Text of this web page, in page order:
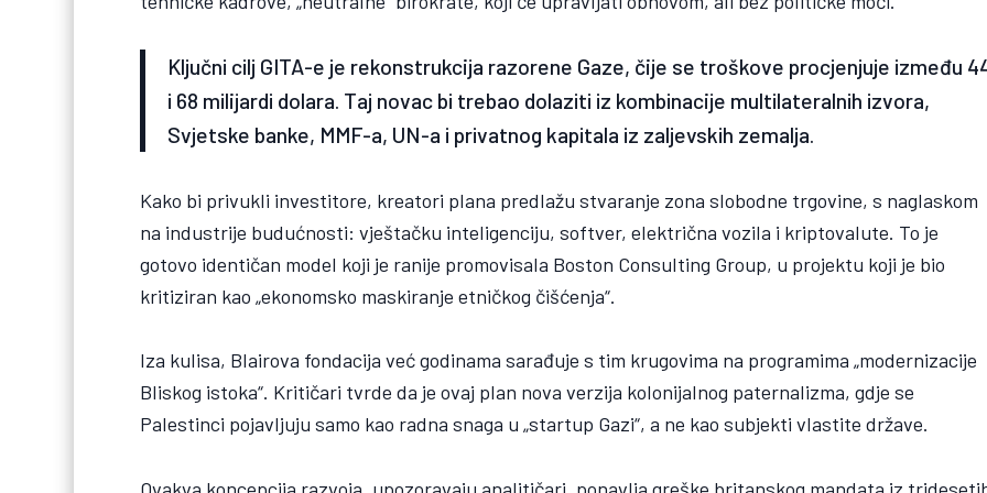
Ključni cilj GITA-e je rekonstrukcija razorene Gaze, čije se troškove procjenjuje između
i 68 milijardi dolara. Taj novac bi trebao dolaziti iz kombinacije multilateralnih izvora,
Svjetske banke, MMF-a, UN-a i privatnog kapitala iz zaljevskih zemalja.
Kako bi privukli investitore, kreatori plana predlažu stvaranje zona slobodne trgovine, s naglaskom
na industrije budućnosti: vještačku inteligenciju, softver, električna vozila i kriptovalute. To je
gotovo identičan model koji je ranije promovisala Boston Consulting Group, u projektu koji je bio
kritiziran kao „ekonomsko maskiranje etničkog čišćenja“.
Iza kulisa, Blairova fondacija već godinama sarađuje s tim krugovima na programima „modernizacije
Bliskog istoka“. Kritičari tvrde da je ovaj plan nova verzija kolonijalnog paternalizma, gdje se
Palestinci pojavljuju samo kao radna snaga u „startup Gazi“, a ne kao subjekti vlastite države.
Ovakva koncepcija razvoja, upozoravaju analitičari, ponavlja greške britanskog mandata iz